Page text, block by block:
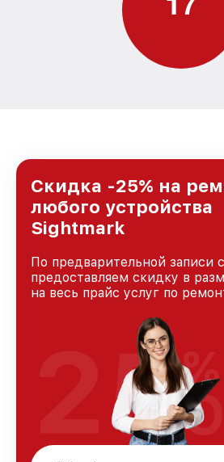
Скидка -25% на
любого устройства
Sightmark
По предварительной записи
предоставляем скидку в
на весь прайс услуг по
25%